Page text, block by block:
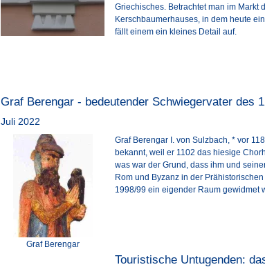
Griechisches. Betrachtet man im Markt
Kerschbaumerhauses, in dem heute
fällt einem ein kleines Detail auf.
Graf Berengar - bedeutender Schwiegervater des
Juli 2022
Graf Berengar
Graf Berengar I. von Sulzbach, * vor
bekannt, weil er 1102 das hiesige
was war der Grund, dass ihm und
Rom und Byzanz in der
1998/99 ein eigender Raum gewidmet
Touristische Untugenden: